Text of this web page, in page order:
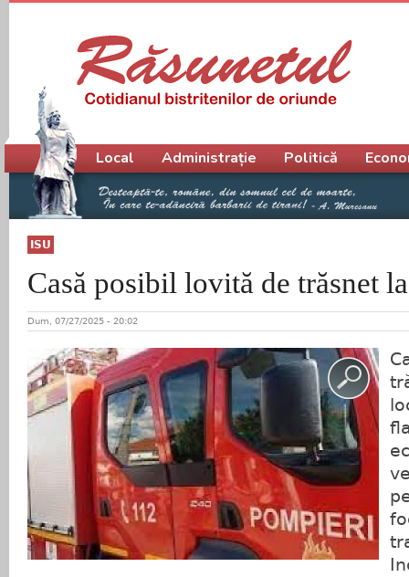
ISU
Casă posibil lovită de trăsnet
Dum, 07/27/2025 - 20:02
Meniu principal
Local Administrație Politică